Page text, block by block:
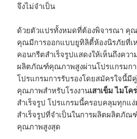
จึงไม่จำเป็น
ด้วยตัวแปรทั้งหมดที่ต้องพิจารณา คุณ
คุณมีการออกแบบยูทิลิตี้ห้องนิรภัยที่เ
คอนกรีตสำเร็จรูปแสดงให้เห็นถึงคว
ผลิตภัณฑ์คุณภาพสูงผ่านโปรแกรมกา
โปรแกรมการรับรองโดยสมัครใจนี้มี
คุณภาพสำหรับโรงงานเสาเข็ม ไมโค
สำเร็จรูป โปรแกรมนี้ครอบคลุมทุกแ
สำเร็จรูปที่จำเป็นในการผลิตผลิตภัณ
คุณภาพสูงสุด